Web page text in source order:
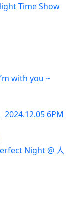
Time Show
with you ~
2024.12.05 6PM
Night @ 人